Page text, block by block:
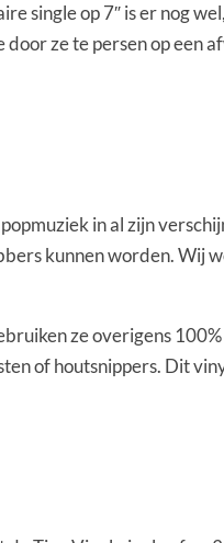
single op 7″ is er nog
ze te persen op een
in al zijn
kunnen worden. Wij
ze overigens
of houtsnippers. Dit